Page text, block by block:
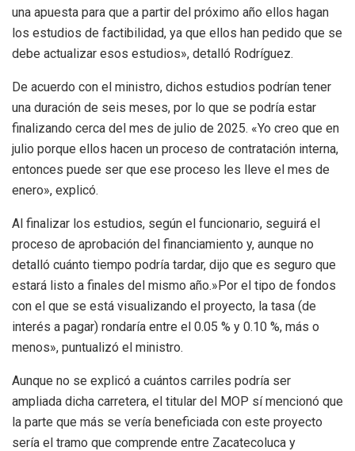
una apuesta para que a partir del próximo año ellos hagan
los estudios de factibilidad, ya que ellos han pedido que se
debe actualizar esos estudios», detalló Rodríguez.
De acuerdo con el ministro, dichos estudios podrían tener
una duración de seis meses, por lo que se podría estar
finalizando cerca del mes de julio de 2025. «Yo creo que en
julio porque ellos hacen un proceso de contratación interna,
entonces puede ser que ese proceso les lleve el mes de
enero», explicó.
Al finalizar los estudios, según el funcionario, seguirá el
proceso de aprobación del financiamiento y, aunque no
detalló cuánto tiempo podría tardar, dijo que es seguro que
estará listo a finales del mismo año.»Por el tipo de fondos
con el que se está visualizando el proyecto, la tasa (de
interés a pagar) rondaría entre el 0.05 % y 0.10 %, más o
menos», puntualizó el ministro.
Aunque no se explicó a cuántos carriles podría ser
ampliada dicha carretera, el titular del MOP sí mencionó que
la parte que más se vería beneficiada con este proyecto
sería el tramo que comprende entre Zacatecoluca y